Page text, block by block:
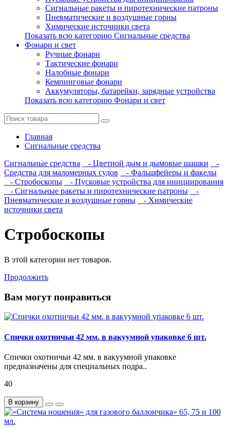
Сигнальные ракеты и пиротехнические патроны
Пневматические и воздушные горны
Химические источники света
Показать всю категорию Сигнальные средства
Фонари и свет
Ручные фонари
Тактические фонари
Налобные фонари
Кемпинговые фонари
Аккумуляторы, батарейки, зарядные устройства
Показать всю категорию Фонари и свет
Главная
Сигнальные средства
Сигнальные средства
- Цветной дым и дымовые шашки
-
Средства для маломерных судов
- Фальшфейеры и факелы
- Стробоскопы
- Пусковые устройства для инициирования
- Сигнальные ракеты и пиротехнические патроны
-
Пневматические и воздушные горны
- Химические
источники света
Стробоскопы
В этой категории нет товаров.
Продолжить
Вам могут понравиться
Спички охотничьи 42 мм. в вакуумной упаковке 6 шт.
Спички охотничьи 42 мм. в вакуумной упаковке
предназначены для специальных подра..
40
В корзину